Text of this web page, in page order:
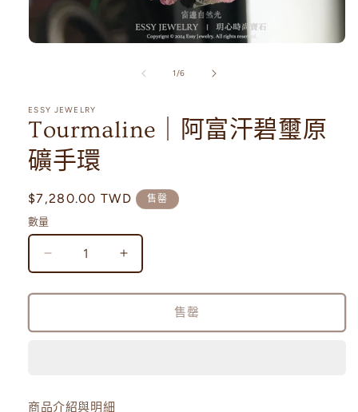
窗
中
開
啟
多
體
檔
案
1//6
ESSY JEWELRY
Tourmaline｜阿富汗碧璽原
礦手環
定
價
$7,280.00 TWD 售罄
數量
Tourmaline
原
Tourmaline
售罄
商品介紹與明細